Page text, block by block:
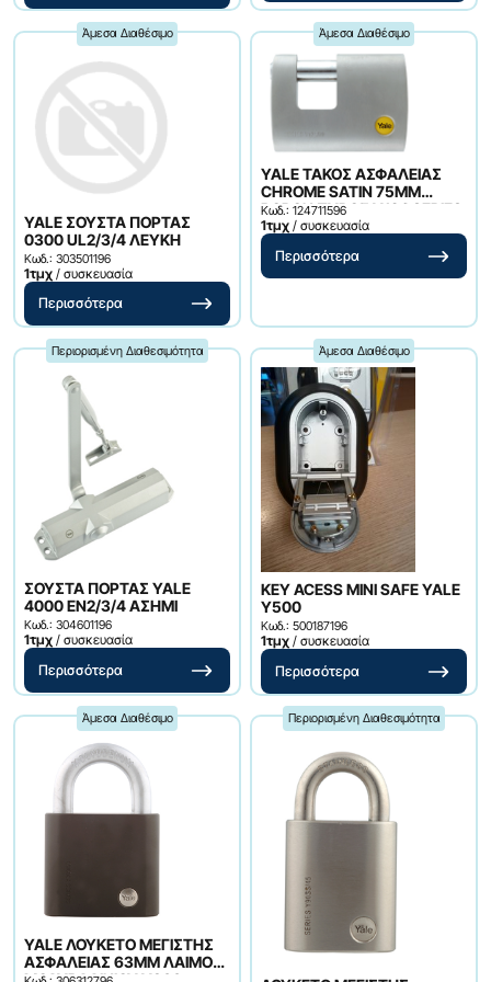
Άμεσα Διαθέσιμο
YALE ΣΟΥΣΤΑ ΠΟΡΤΑΣ
0300 UL2/3/4 ΛΕΥΚΗ
Κωδ.: 303501196
1τμχ / συσκευασία
Περισσότερα
Άμεσα Διαθέσιμο
YALE ΤΑΚΟΣ ΑΣΦΑΛΕΙΑΣ
CHROME SATIN 75ΜΜ
BORON ΠΥΡΟΣ Υ124 SERIES
Κωδ.: 124711596
1τμχ / συσκευασία
Περισσότερα
Περιορισμένη Διαθεσιμότητα
ΣΟΥΣΤΑ ΠΟΡΤΑΣ YALE
4000 EN2/3/4 ΑΣΗΜΙ
Κωδ.: 304601196
1τμχ / συσκευασία
Περισσότερα
Άμεσα Διαθέσιμο
KEY ACESS MINI SAFE YALE
Y500
Κωδ.: 500187196
1τμχ / συσκευασία
Περισσότερα
Άμεσα Διαθέσιμο
YALE ΛΟΥΚΕΤΟ ΜΕΓΙΣΤΗΣ
ΑΣΦΑΛΕΙΑΣ 63ΜΜ ΛΑΙΜΟΣ
Περιορισμένη Διαθεσιμότητα